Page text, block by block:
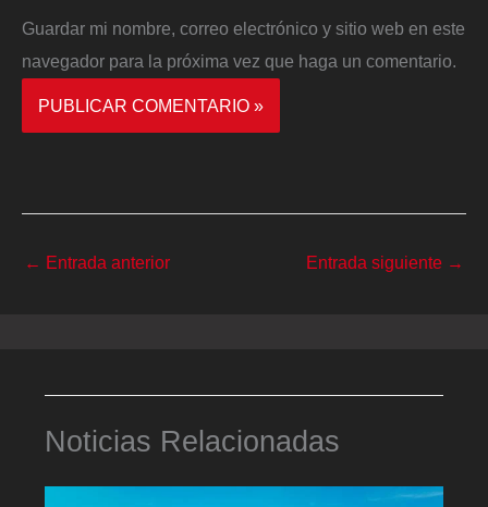
Guardar mi nombre, correo electrónico y sitio web en este
navegador para la próxima vez que haga un comentario.
← Entrada anterior Entrada siguiente →
Noticias Relacionadas